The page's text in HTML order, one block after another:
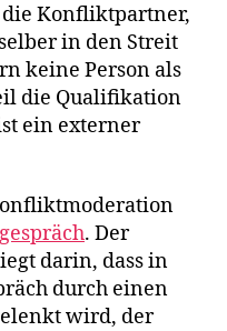
Konfliktpartner,
in den Streit
keine Person als
die Qualifikation
ein externer
. Der
darin, dass in
durch einen
wird, der